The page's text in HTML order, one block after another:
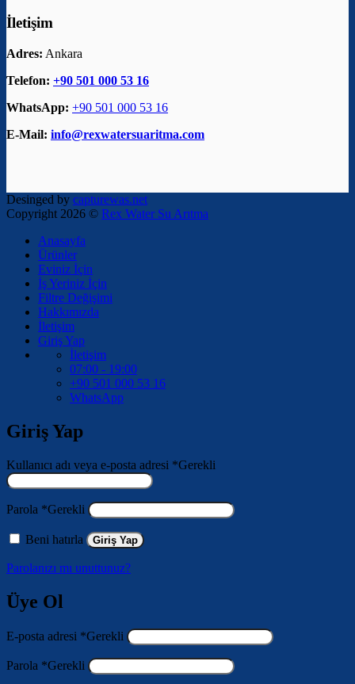
İletişim
Adres: Ankara
Telefon: +90 501 000 53 16
WhatsApp: +90 501 000 53 16
E-Mail: info@rexwatersuaritma.com
Desinged by capturewas.net
Copyright 2026 © Rex Water Su Arıtma
Anasayfa
Ürünler
Eviniz İçin
İş Yeriniz İçin
Filtre Değişimi
Hakkımızda
İletişim
Giriş Yap
İletişim
07:00 - 19:00
+90 501 000 53 16
WhatsApp
Giriş Yap
Kullanıcı adı veya e-posta adresi *Gerekli
Parola *Gerekli
Beni hatırla Giriş Yap
Parolanızı mı unuttunuz?
Üye Ol
E-posta adresi *Gerekli
Parola *Gerekli